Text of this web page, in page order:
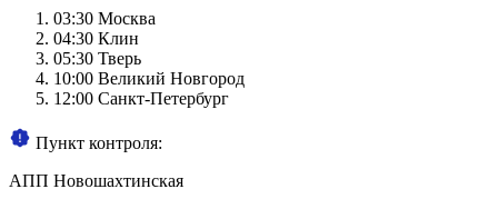
03:30 Москва
04:30 Клин
05:30 Тверь
10:00 Великий Новгород
12:00 Санкт-Петербург
Пункт контроля:
АПП Новошахтинская